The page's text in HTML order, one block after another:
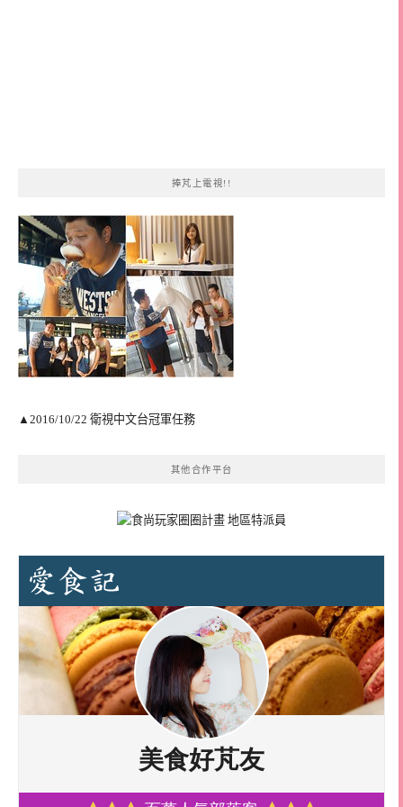
捧芃上電視!!
▲2016/10/22 衛視中文台冠軍任務
其他合作平台